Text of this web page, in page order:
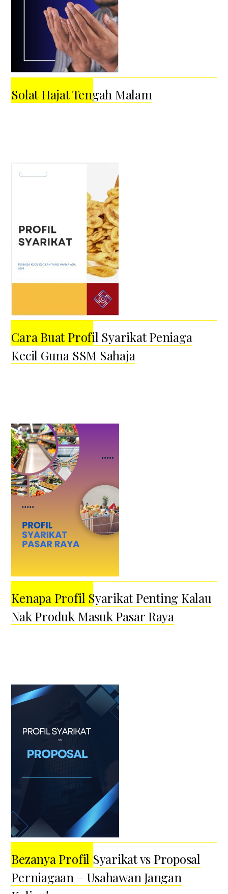
Solat Hajat Tengah Malam
Cara Buat Profil Syarikat Peniaga
Kecil Guna SSM Sahaja
Kenapa Profil Syarikat Penting Kalau
Nak Produk Masuk Pasar Raya
Bezanya Profil Syarikat vs Proposal
Perniagaan – Usahawan Jangan